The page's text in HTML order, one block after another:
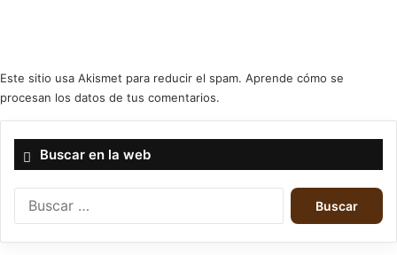
nuclear blast records
Este sitio usa Akismet para reducir el spam. Aprende cómo se
procesan los datos de tus comentarios.
Buscar en la web
Buscar: